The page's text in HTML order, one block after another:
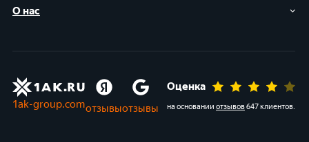
О нас
1ak-group.comотзывыотзывы
Оценка
на основании отзывов647 клиентов.